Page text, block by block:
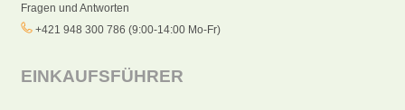
Fragen und Antworten
+421 948 300 786 (9:00-14:00 Mo-Fr)
EINKAUFSFÜHRER